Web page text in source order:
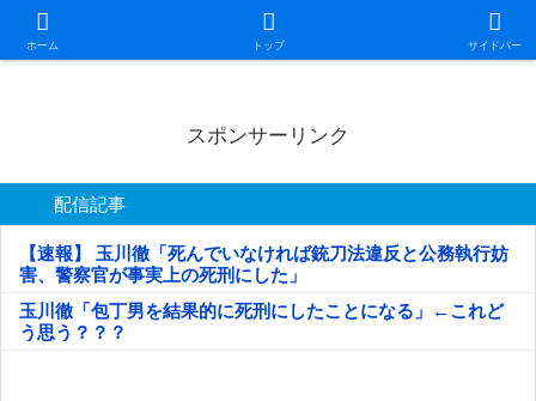
ホーム トップ サイドバー
日本第一！ニュース録
スポンサーリンク
配信記事
【速報】 玉川徹「死んでいなければ銃刀法違反と公務執行妨
害、警察官が事実上の死刑にした」
玉川徹「包丁男を結果的に死刑にしたことになる」←これど
う思う？？？